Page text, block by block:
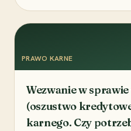
PRAWO KARNE
Wezwanie w
(oszustwo
karnego. Czy